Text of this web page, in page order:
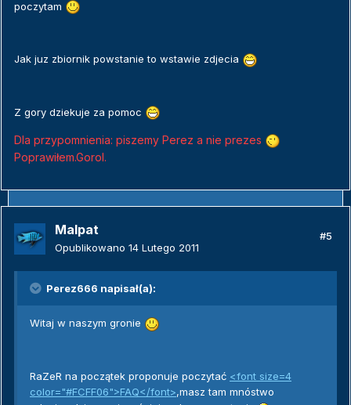
poczytam
Jak juz zbiornik powstanie to wstawie zdjecia
Z gory dziekuje za pomoc
Dla przypomnienia: piszemy Perez a nie prezes
Poprawiłem.Gorol.
Malpat
Opublikowano 14 Lutego 2011
#5
Perez666 napisał(a):
Witaj w naszym gronie
RaZeR na początek proponuje poczytać <font size=4
color="#FCFF06">FAQ</font>,masz tam mnóstwo